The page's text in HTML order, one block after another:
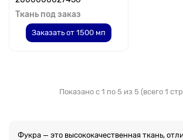
Ткань под заказ
Заказать от 1500 мп
Показано с 1 по 5 из 5 (всего 1
Фукра — это высококачественная ткань,